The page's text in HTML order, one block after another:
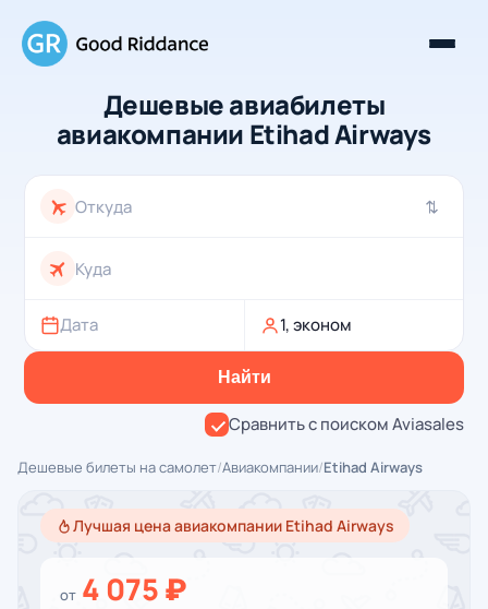
Дешевые авиабилеты
авиакомпании Etihad Airways
⇄
Дата 1, эконом
Найти
Сравнить с поиском Aviasales
Дешевые билеты на самолет/Авиакомпании/Etihad Airways
Лучшая цена авиакомпании Etihad Airways
от 4 075 ₽